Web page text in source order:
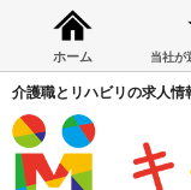
ホーム 当社が
介護職とリハビリの求人情